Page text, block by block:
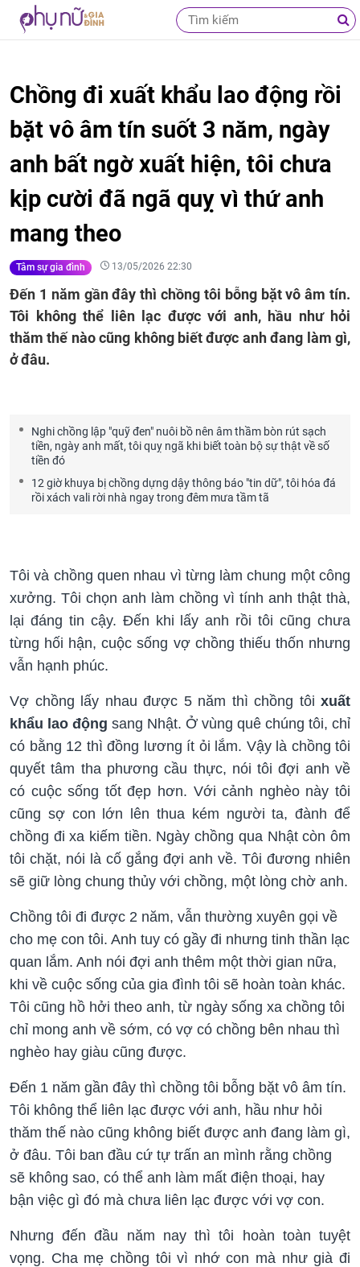
Chồng đi xuất khẩu lao động rồi
bặt vô âm tín suốt 3 năm, ngày
anh bất ngờ xuất hiện, tôi chưa
kịp cười đã ngã quỵ vì thứ anh
mang theo
Tâm sự gia đình 13/05/2026 22:30
Đến 1 năm gần đây thì chồng tôi bỗng bặt vô âm tín.
Tôi không thể liên lạc được với anh, hầu như hỏi
thăm thế nào cũng không biết được anh đang làm gì,
ở đâu.
Nghi chồng lập "quỹ đen" nuôi bồ nên âm thầm bòn rút sạch
tiền, ngày anh mất, tôi quỵ ngã khi biết toàn bộ sự thật về số
tiền đó
12 giờ khuya bị chồng dựng dậy thông báo "tin dữ", tôi hóa đá
rồi xách vali rời nhà ngay trong đêm mưa tầm tã
Tôi và chồng quen nhau vì từng làm chung một công
xưởng. Tôi chọn anh làm chồng vì tính anh thật thà,
lại đáng tin cậy. Đến khi lấy anh rồi tôi cũng chưa
từng hối hận, cuộc sống vợ chồng thiếu thốn nhưng
vẫn hạnh phúc.
Vợ chồng lấy nhau được 5 năm thì chồng tôi xuất
khẩu lao động sang Nhật. Ở vùng quê chúng tôi, chỉ
có bằng 12 thì đồng lương ít ỏi lắm. Vậy là chồng tôi
quyết tâm tha phương cầu thực, nói tôi đợi anh về
có cuộc sống tốt đẹp hơn. Với cảnh nghèo này tôi
cũng sợ con lớn lên thua kém người ta, đành để
chồng đi xa kiếm tiền. Ngày chồng qua Nhật còn ôm
tôi chặt, nói là cố gắng đợi anh về. Tôi đương nhiên
sẽ giữ lòng chung thủy với chồng, một lòng chờ anh.
Chồng tôi đi được 2 năm, vẫn thường xuyên gọi về
cho mẹ con tôi. Anh tuy có gầy đi nhưng tinh thần lạc
quan lắm. Anh nói đợi anh thêm một thời gian nữa,
khi về cuộc sống của gia đình tôi sẽ hoàn toàn khác.
Tôi cũng hồ hởi theo anh, từ ngày sống xa chồng tôi
chỉ mong anh về sớm, có vợ có chồng bên nhau thì
nghèo hay giàu cũng được.
Đến 1 năm gần đây thì chồng tôi bỗng bặt vô âm tín.
Tôi không thể liên lạc được với anh, hầu như hỏi
thăm thế nào cũng không biết được anh đang làm gì,
ở đâu. Tôi ban đầu cứ tự trấn an mình rằng chồng
sẽ không sao, có thể anh làm mất điện thoại, hay
bận việc gì đó mà chưa liên lạc được với vợ con.
Nhưng đến đầu năm nay thì tôi hoàn toàn tuyệt
vọng. Cha mẹ chồng tôi vì nhớ con mà như già đi